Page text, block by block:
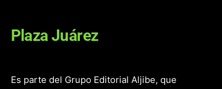
Plaza Juárez
Es parte del Grupo Editorial Aljibe, que